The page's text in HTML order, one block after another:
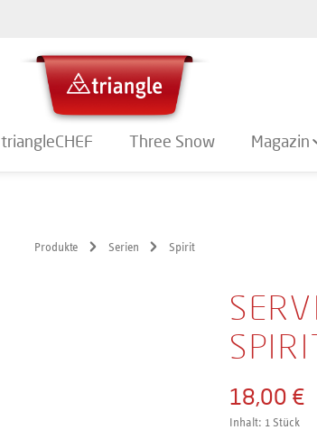
triangleCHEF Three Snow Magazin
Produkte Serien Spirit
18,00 €
Inhalt: 1 Stück